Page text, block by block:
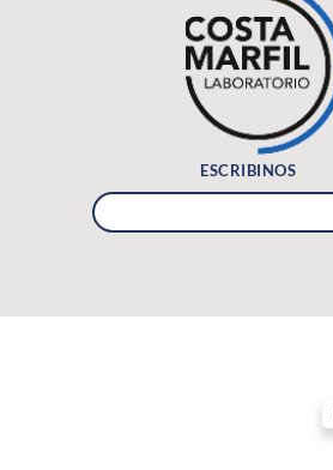
ESCRIBINOS